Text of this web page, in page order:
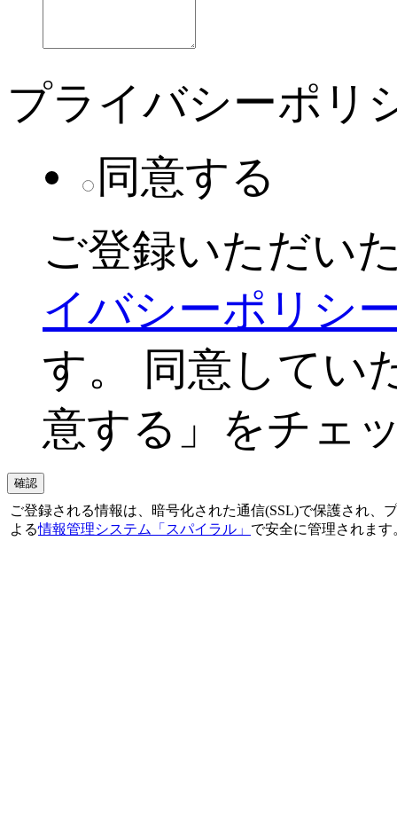
プライバシーポリ
同意する
ご登録いただい
イバシーポリシ
す。 同意してい
意する」をチェ
確認
ご登録される情報は、暗号化された通信(SSL)で保護され、
よる情報管理システム「スパイラル」 で安全に管理されます